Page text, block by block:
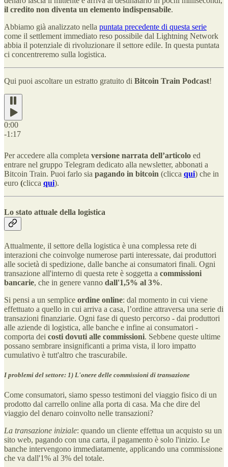
il credito non diventa un elemento indispensabile.
Abbiamo già analizzato nella puntata precedente di questa serie
come il settlement immediato reso possibile dal Lightning Network
abbia il potenziale di rivoluzionare il settore edile. In questa puntata
ci concentreremo sulla logistica.
Qui puoi ascoltare un estratto gratuito di Bitcoin Train Podcast!
0:00
-1:17
Per accedere alla completa versione narrata dell’articolo ed
entrare nel gruppo Telegram dedicato alla newsletter, abbonati a
Bitcoin Train. Puoi farlo sia pagando in bitcoin (clicca qui) che in
euro (clicca qui).
Lo stato attuale della logistica
Attualmente, il settore della logistica è una complessa rete di
interazioni che coinvolge numerose parti interessate, dai produttori
alle società di spedizione, dalle banche ai consumatori finali. Ogni
transazione all'interno di questa rete è soggetta a commissioni
bancarie, che in genere vanno dall'1,5% al 3%.
Si pensi a un semplice ordine online: dal momento in cui viene
effettuato a quello in cui arriva a casa, l’ordine attraversa una serie di
transazioni finanziarie. Ogni fase di questo percorso - dai produttori
alle aziende di logistica, alle banche e infine ai consumatori -
comporta dei costi dovuti alle commissioni. Sebbene queste ultime
possano sembrare insignificanti a prima vista, il loro impatto
cumulativo è tutt'altro che trascurabile.
I problemi del settore: 1) L'onere delle commissioni di transazione
Come consumatori, siamo spesso testimoni del viaggio fisico di un
prodotto dal carrello online alla porta di casa. Ma che dire del
viaggio del denaro coinvolto nelle transazioni?
La transazione iniziale: quando un cliente effettua un acquisto su un
sito web, pagando con una carta, il pagamento è solo l'inizio. Le
banche intervengono immediatamente, applicando una commissione
che va dall'1% al 3% del totale.